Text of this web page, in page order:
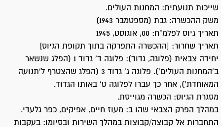
שייכות תנועתית: המחנות העולים.
משק ההכשרה: גבת (מספטמבר 1943)
תאריך גיוס לפלמ"ח: 00, אוגוסט, 1945
תאריך שחרור: [ההכשרה התפרקה בתוך תקופת הגיוס]
יחידה צבאית (פלוגה, גדוד): פלוגה ד' גדוד 1 (הפלג שנשאר
ב'המחנות העולים'). פלוגה ג' גדוד 3 (הפלג שהצטרף ל'תנועה
המאוחדת'), אחר כך עברו לפלוגה ט' באותו הגדוד.
מסגרת הגיוס: הכשרה מגוייסת.
במהלך הפרק הצבאי שהו ב: מעוז חיים, אפיקים, כפר גלעדי.
התחברות אל קבוצה/קבוצות במהלך השירות ובסיומו: בעקבות